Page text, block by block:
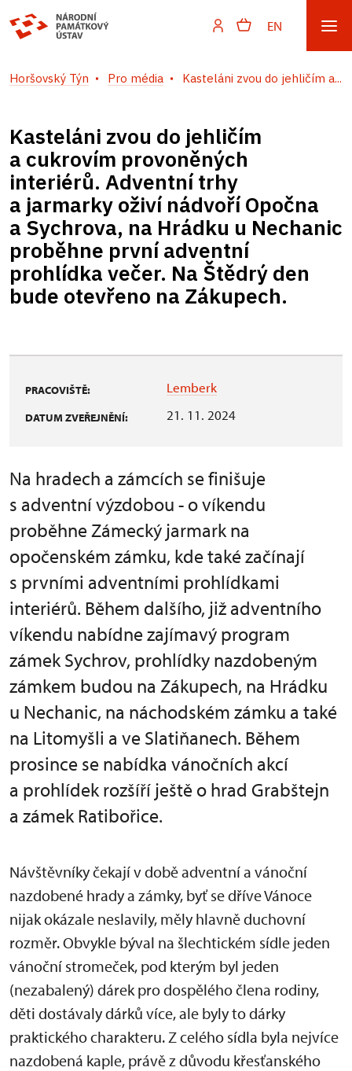
EN
Horšovský Týn Pro média Kasteláni zvou do jehličím a...
Kasteláni zvou do jehličím
a cukrovím provoněných
interiérů. Adventní trhy
a jarmarky oživí nádvoří Opočna
a Sychrova, na Hrádku u Nechanic
proběhne první adventní
prohlídka večer. Na Štědrý den
bude otevřeno na Zákupech.
PRACOVIŠTĚ: Lemberk
DATUM ZVEŘEJNĚNÍ: 21. 11. 2024
Na hradech a zámcích se finišuje
s adventní výzdobou - o víkendu
proběhne Zámecký jarmark na
opočenském zámku, kde také začínají
s prvními adventními prohlídkami
interiérů. Během dalšího, již adventního
víkendu nabídne zajímavý program
zámek Sychrov, prohlídky nazdobeným
zámkem budou na Zákupech, na Hrádku
u Nechanic, na náchodském zámku a také
na Litomyšli a ve Slatiňanech. Během
prosince se nabídka vánočních akcí
a prohlídek rozšíří ještě o hrad Grabštejn
a zámek Ratibořice.
Návštěvníky čekají v době adventní a vánoční
nazdobené hrady a zámky, byť se dříve Vánoce
nijak okázale neslavily, měly hlavně duchovní
rozměr. Obvykle býval na šlechtickém sídle jeden
vánoční stromeček, pod kterým byl jeden
(nezabalený) dárek pro dospělého člena rodiny,
děti dostávaly dárků více, ale byly to dárky
praktického charakteru. Z celého sídla byla nejvíce
nazdobená kaple, právě z důvodu křesťanského